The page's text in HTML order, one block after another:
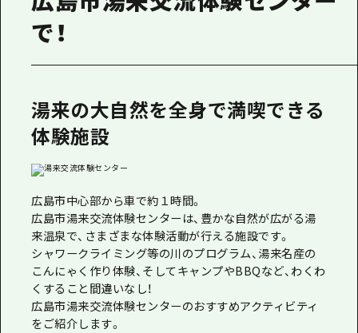
観光案内所
ユニバーサルツーリズム
ガイドブック
広島県の魅力を動画でご紹介！
よくあるご質問
メディア掲載情報
フォトダウンロード
関連リンク
で！
湯来の大自然を全身で満喫できる
体験施設
広島市中心部から車で約１時間。
広島市湯来交流体験センターは、豊かな自然が広がる湯
来温泉で、さまざまな体験活動が行える施設です。
シャワークライミング等の川のプログラム、湯来名産の
こんにゃく作り体験、そしてキャンプやBBQなど、わくわ
くすること間違いなし！
広島市湯来交流体験センターのおすすめアクティビティ
をご紹介します。